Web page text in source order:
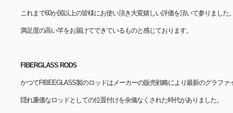
これまで60か国以上の皆様にお使い頂き大変嬉しい評価を頂いて参りまし
満足度の高い竿をお届けてできているものと感じております。
FIBERGLASS RODS
かつてFIBEEGLASS製のロッドはメーカーの販売戦略により最新のグラファ
隠れ廉価なロッドとしての位置付けを余儀なくされた時代がありました。